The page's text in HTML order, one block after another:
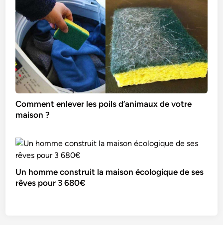
Comment enlever les poils d’animaux de votre
maison ?
Un homme construit la maison écologique de ses
rêves pour 3 680€